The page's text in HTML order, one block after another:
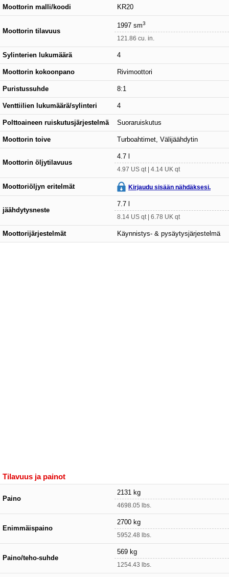
Moottorin malli/koodi KR20
Moottorin tilavuus
1997 sm3
121.86 cu. in.
Sylinterien lukumäärä 4
Moottorin kokoonpano Rivimoottori
Puristussuhde 8:1
Venttiilien lukumäärä/sylinteri 4
Polttoaineen ruiskutusjärjestelmä Suoraruiskutus
Moottorin toive Turboahtimet, Välijäähdytin
Moottorin öljytilavuus
4.7 l
4.97 US qt | 4.14 UK qt
Moottoriöljyn eritelmät Kirjaudu sisään nähdäksesi.
jäähdytysneste
7.7 l
8.14 US qt | 6.78 UK qt
Moottorijärjestelmät Käynnistys- & pysäytysjärjestelmä
Tilavuus ja painot
Paino
2131 kg
4698.05 lbs.
Enimmäispaino
2700 kg
5952.48 lbs.
Paino/teho-suhde
569 kg
1254.43 lbs.